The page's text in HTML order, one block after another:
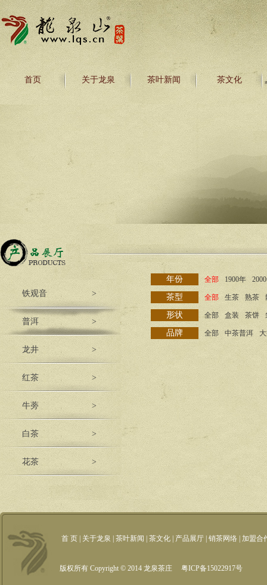
首页 关于龙泉 茶叶新闻 茶文化
铁观音 >
普洱 >
龙井 >
红茶 >
牛蒡 >
白茶 >
花茶 >
年份 全部 1900年
茶型 全部 生茶 熟茶
形状 全部 盒装 茶饼
品牌 全部 中茶普洱
首 页 关于龙泉 茶叶新闻 茶文化 产品展厅 销茶网络 加盟合
版权所有 Copyright © 2014 龙泉茶庄 粤ICP备15022917号